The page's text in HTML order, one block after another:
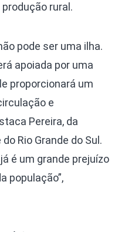
rural.
pode ser uma ilha.
apoiada por uma
proporcionará um
e
Pereira, da
Rio Grande do Sul.
é um grande prejuízo
população”,